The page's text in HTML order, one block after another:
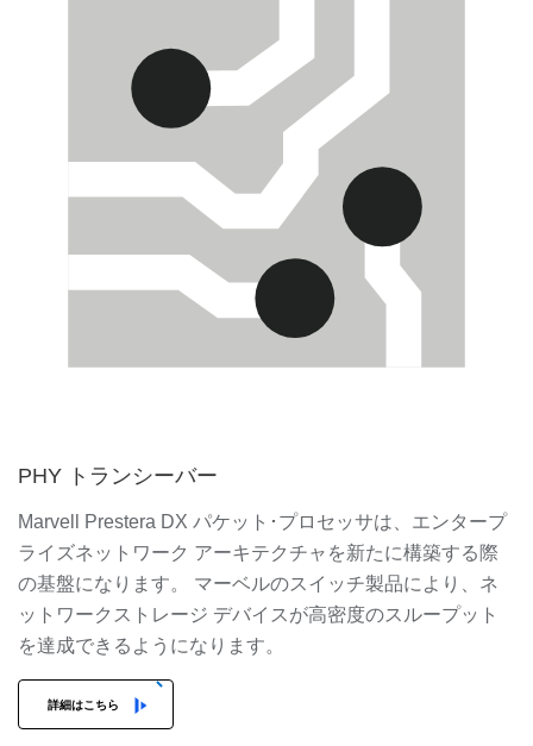
PHY トランシーバー
Marvell Prestera DX パケット･プロセッサは、エンタープ
ライズネットワーク アーキテクチャを新たに構築する際
の基盤になります。 マーベルのスイッチ製品により、ネ
ットワークストレージ デバイスが高密度のスループット
を達成できるようになります。
詳細はこちら